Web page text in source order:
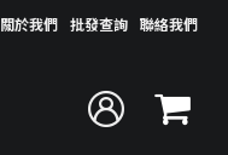
關於我們 批發查詢 聯絡我們